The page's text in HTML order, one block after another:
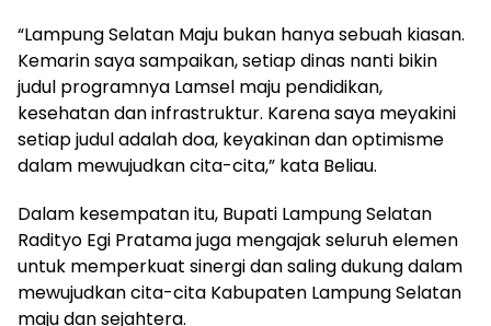
“Lampung Selatan Maju bukan hanya sebuah kiasan.
Kemarin saya sampaikan, setiap dinas nanti bikin
judul programnya Lamsel maju pendidikan,
kesehatan dan infrastruktur. Karena saya meyakini
setiap judul adalah doa, keyakinan dan optimisme
dalam mewujudkan cita-cita,” kata Beliau.
Dalam kesempatan itu, Bupati Lampung Selatan
Radityo Egi Pratama juga mengajak seluruh elemen
untuk memperkuat sinergi dan saling dukung dalam
mewujudkan cita-cita Kabupaten Lampung Selatan
maju dan sejahtera.